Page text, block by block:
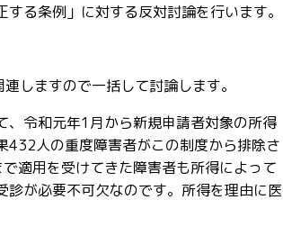
る条例」に対する反対討論を行います。
しますので一括して討論します。
、令和元年1月から新規申請者対象の所得
432人の重度障害者がこの制度から排除さ
適用を受けてきた障害者も所得によって
が必要不可欠なのです。所得を理由に医